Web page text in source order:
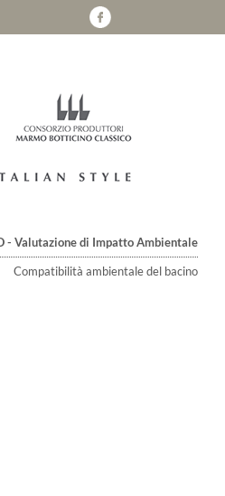
- Valutazione di Impatto Ambientale
Compatibilità ambientale del bacino